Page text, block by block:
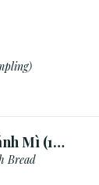
Mì (1
Bread